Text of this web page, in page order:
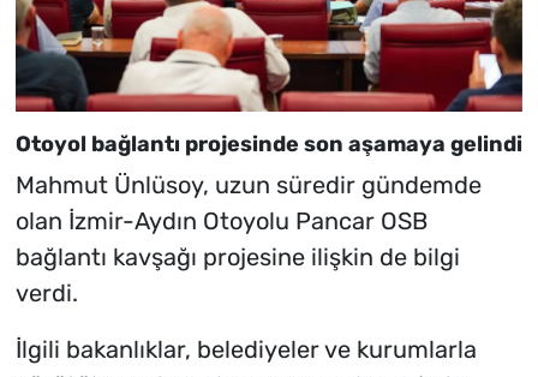
Otoyol bağlantı projesinde son aşamaya gelindi
Mahmut Ünlüsoy, uzun süredir gündemde
olan İzmir-Aydın Otoyolu Pancar OSB
bağlantı kavşağı projesine ilişkin de bilgi
verdi.
İlgili bakanlıklar, belediyeler ve kurumlarla